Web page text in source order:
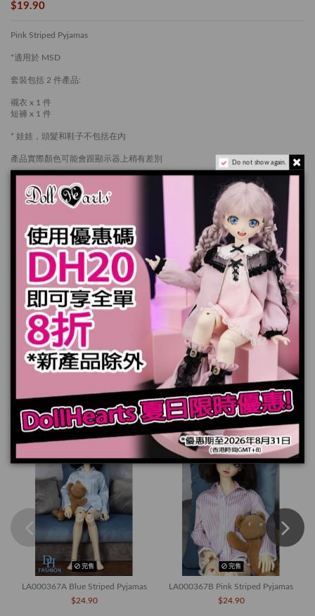
$19.90
Pink Striped Pyjamas
*適用於 MSD
套裝包括 2 件產品:
襯衣 x 1 件
短褲 x 1 件
* 娃娃，頭髮和鞋子不包括在內
產品實際顏色可能會跟顯示器上稍有差別
加入購物車
規格
您也可能喜歡
完售
LA000367A Blue Striped Pyjamas
$24.90
完售
LA000367B Pink Striped Pyjamas
$24.90
Do not show again.